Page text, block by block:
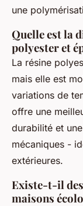
une
Quelle est la
polyester et
La résine
mais elle est
variations de
offre une
durabilité et
mécaniques -
extérieures.
Existe-t-il
maisons